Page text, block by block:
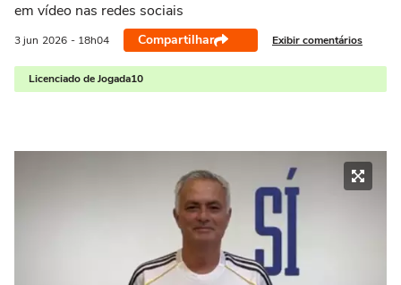
em vídeo nas redes sociais
3 jun 2026 - 18h04 Compartilhar Exibir comentários
Licenciado de Jogada10